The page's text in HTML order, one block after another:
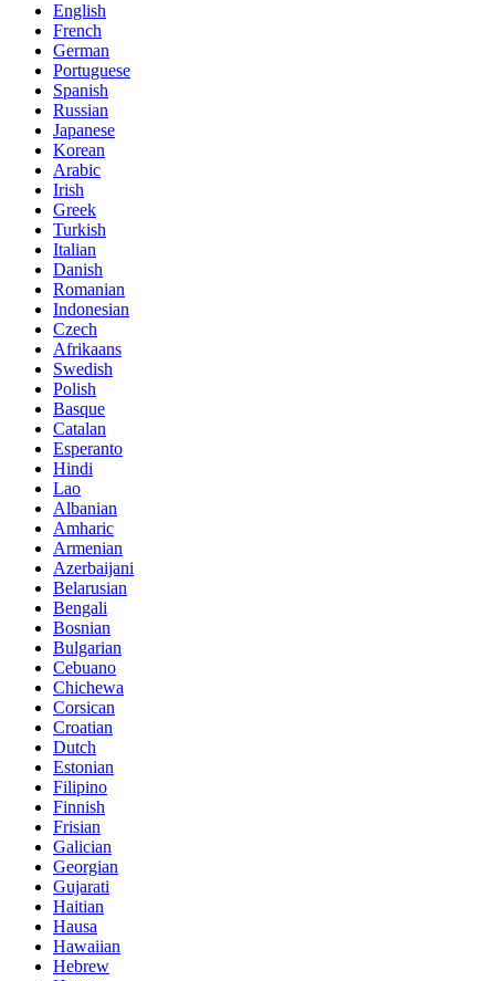
English
French
German
Portuguese
Spanish
Russian
Japanese
Korean
Arabic
Irish
Greek
Turkish
Italian
Danish
Romanian
Indonesian
Czech
Afrikaans
Swedish
Polish
Basque
Catalan
Esperanto
Hindi
Lao
Albanian
Amharic
Armenian
Azerbaijani
Belarusian
Bengali
Bosnian
Bulgarian
Cebuano
Chichewa
Corsican
Croatian
Dutch
Estonian
Filipino
Finnish
Frisian
Galician
Georgian
Gujarati
Haitian
Hausa
Hawaiian
Hebrew